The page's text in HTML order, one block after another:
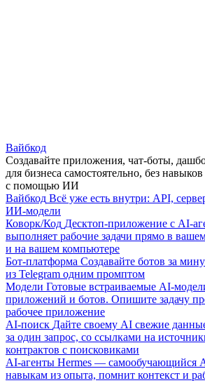
Вайбкод
Создавайте приложения, чат-боты,
для бизнеса самостоятельно, без
с помощью ИИ
Вайбкод Всё уже есть внутри: API,
ИИ-модели
Коворк/Код Десктоп-приложение с AI-
выполняет рабочие задачи прямо в
и на вашем компьютере
Бот-платформа Создавайте ботов за
из Telegram одним промптом
Модели Готовые встраиваемые AI-
приложений и ботов. Опишите задачу
рабочее приложение
AI-поиск Дайте своему AI свежие
за один запрос, со ссылками на
контрактов с поисковиками
AI-агенты Hermes — самообучающийся
навыкам из опыта, помнит контекст и